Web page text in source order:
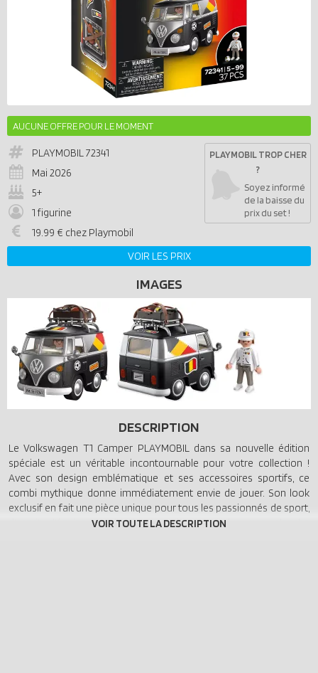
AUCUNE OFFRE POUR LE MOMENT
PLAYMOBIL72341
Mai 2026
5+
1 figurine
19.99 € chez Playmobil
PLAYMOBIL TROP CHER
?
Soyez informé
de la baisse du
prix du set !
VOIR LES PRIX
IMAGES
DESCRIPTION
Le Volkswagen T1 Camper PLAYMOBIL dans sa nouvelle édition
spéciale est un véritable incontournable pour votre collection !
Avec son design emblématique et ses accessoires sportifs, ce
combi mythique donne immédiatement envie de jouer. Son look
exclusif en fait une pièce unique pour tous les passionnés de sport,
d’esprit d’équipe et d’ambiance rétro. En plus, une planche